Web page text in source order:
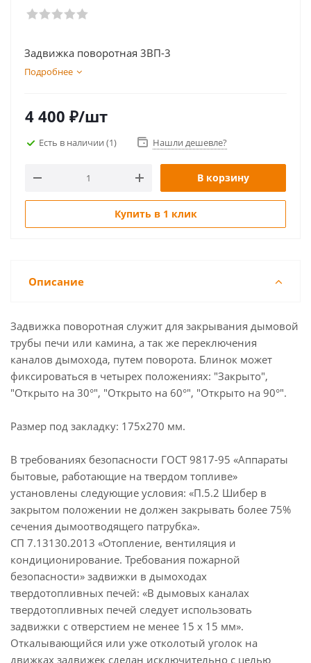
Задвижка поворотная 3ВП-3
Подробнее
4 400 ₽/шт
Есть в наличии (1) Нашли дешевле?
В корзину
Купить в 1 клик
Описание
Задвижка поворотная служит для закрывания дымовой
трубы печи или камина, а так же переключения
каналов дымохода, путем поворота. Блинок может
фиксироваться в четырех положениях: "Закрыто",
"Открыто на 30°", "Открыто на 60°", "Открыто на 90°".
Размер под закладку: 175х270 мм.
В требованиях безопасности ГОСТ 9817-95 «Аппараты
бытовые, работающие на твердом топливе»
установлены следующие условия: «П.5.2 Шибер в
закрытом положении не должен закрывать более 75%
сечения дымоотводящего патрубка».
СП 7.13130.2013 «Отопление, вентиляция и
кондиционирование. Требования пожарной
безопасности» задвижки в дымоходах
твердотопливных печей: «В дымовых каналах
твердотопливных печей следует использовать
задвижки с отверстием не менее 15 х 15 мм».
Откалывающийся или уже отколотый уголок на
движках задвижек сделан исключительно с целью